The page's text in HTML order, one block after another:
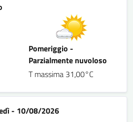
Pomeriggio -
Parzialmente nuvoloso
T massima 31,00°C
- 10/08/2026